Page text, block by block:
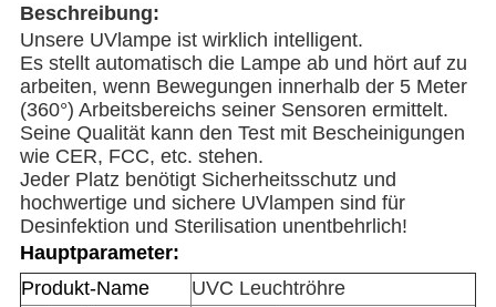
Beschreibung:
Unsere UVlampe ist wirklich intelligent.
Es stellt automatisch die Lampe ab und hört auf zu
arbeiten, wenn Bewegungen innerhalb der 5 Meter
(360°) Arbeitsbereichs seiner Sensoren ermittelt.
Seine Qualität kann den Test mit Bescheinigungen
wie CER, FCC, etc. stehen.
Jeder Platz benötigt Sicherheitsschutz und
hochwertige und sichere UVlampen sind für
Desinfektion und Sterilisation unentbehrlich!
Hauptparameter:
Produkt-Name
UVC Leuchtröhre